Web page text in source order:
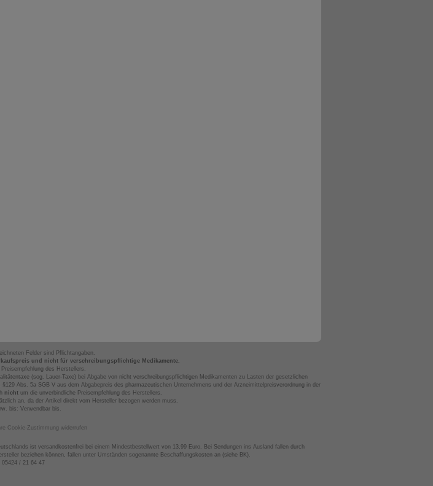
Felder sind Pflichtangaben.
und nicht für verschreibungspflichtige Medikamente.
des Herstellers.
(sog. Lauer-Taxe) bei Abgabe von nicht verschreibungspflichtigen Medikamenten zu Lasten der gesetzlichen
Abs. 5a SGB V aus dem Abgabepreis des pharmazeutischen Unternehmens und der Arzneimittelpreisverordnung in der
nicht um die unverbindliche Preisempfehlung des Herstellers.
an, da der Artikel direkt vom Hersteller bezogen werden muss.
bis: Verwendbar bis.
Cookie-Zustimmung widerrufen
ist versandkostenfrei bei einem Mindestbestellwert von 13,99 Euro. Bei Sendungen ins Ausland fallen durch
beziehen können, fallen unter Umständen sogenannte Beschaffungskosten an (siehe BK).
05424 / 21 64 47